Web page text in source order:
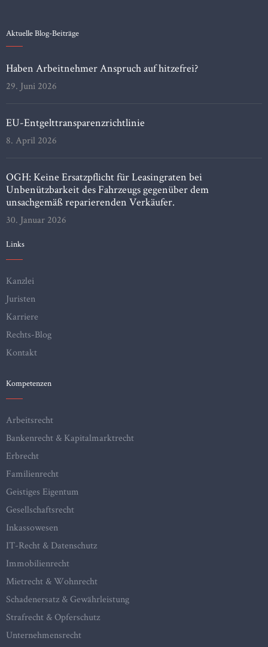
Aktuelle Blog-Beiträge
Haben Arbeitnehmer Anspruch auf hitzefrei?
29. Juni 2026
EU-Entgelttransparenzrichtlinie
8. April 2026
OGH: Keine Ersatzpflicht für Leasingraten bei
Unbenützbarkeit des Fahrzeugs gegenüber dem
unsachgemäß reparierenden Verkäufer.
30. Januar 2026
Links
Kanzlei
Juristen
Karriere
Rechts-Blog
Kontakt
Kompetenzen
Arbeitsrecht
Bankenrecht & Kapitalmarktrecht
Erbrecht
Familienrecht
Geistiges Eigentum
Gesellschaftsrecht
Inkassowesen
IT-Recht & Datenschutz
Immobilienrecht
Mietrecht & Wohnrecht
Schadenersatz & Gewährleistung
Strafrecht & Opferschutz
Unternehmensrecht